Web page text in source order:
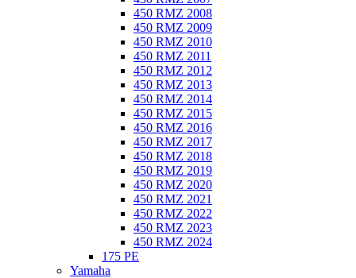
450 RMZ 2008
450 RMZ 2009
450 RMZ 2010
450 RMZ 2011
450 RMZ 2012
450 RMZ 2013
450 RMZ 2014
450 RMZ 2015
450 RMZ 2016
450 RMZ 2017
450 RMZ 2018
450 RMZ 2019
450 RMZ 2020
450 RMZ 2021
450 RMZ 2022
450 RMZ 2023
450 RMZ 2024
175 PE
Yamaha